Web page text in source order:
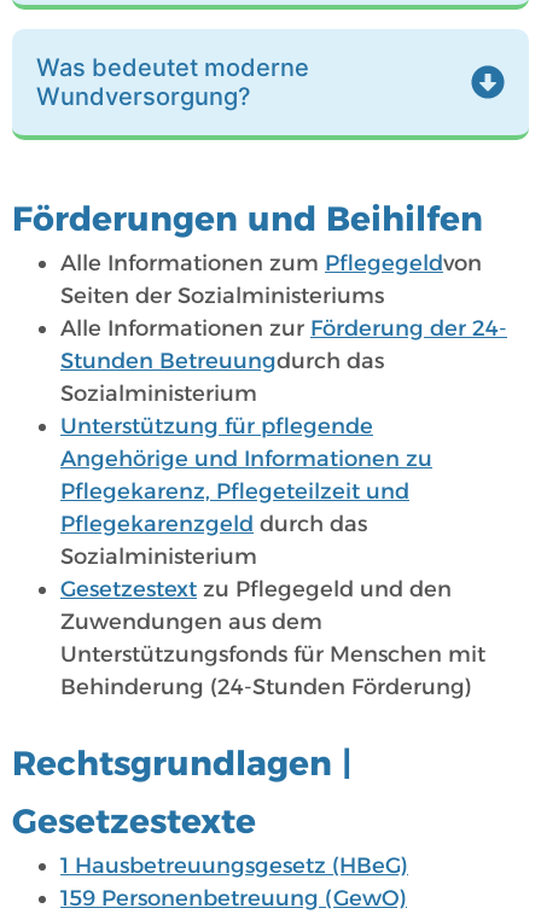
Was bedeutet moderne
Wundversorgung?
Förderungen und Beihilfen
Alle Informationen zum Pflegegeldvon
Seiten der Sozialministeriums
Alle Informationen zur Förderung der 24-
Stunden Betreuungdurch das
Sozialministerium
Unterstützung für pflegende
Angehörige und Informationen zu
Pflegekarenz, Pflegeteilzeit und
Pflegekarenzgeld durch das
Sozialministerium
Gesetzestext zu Pflegegeld und den
Zuwendungen aus dem
Unterstützungsfonds für Menschen mit
Behinderung (24-Stunden Förderung)
Rechtsgrundlagen |
Gesetzestexte
1 Hausbetreuungsgesetz (HBeG)
159 Personenbetreuung (GewO)